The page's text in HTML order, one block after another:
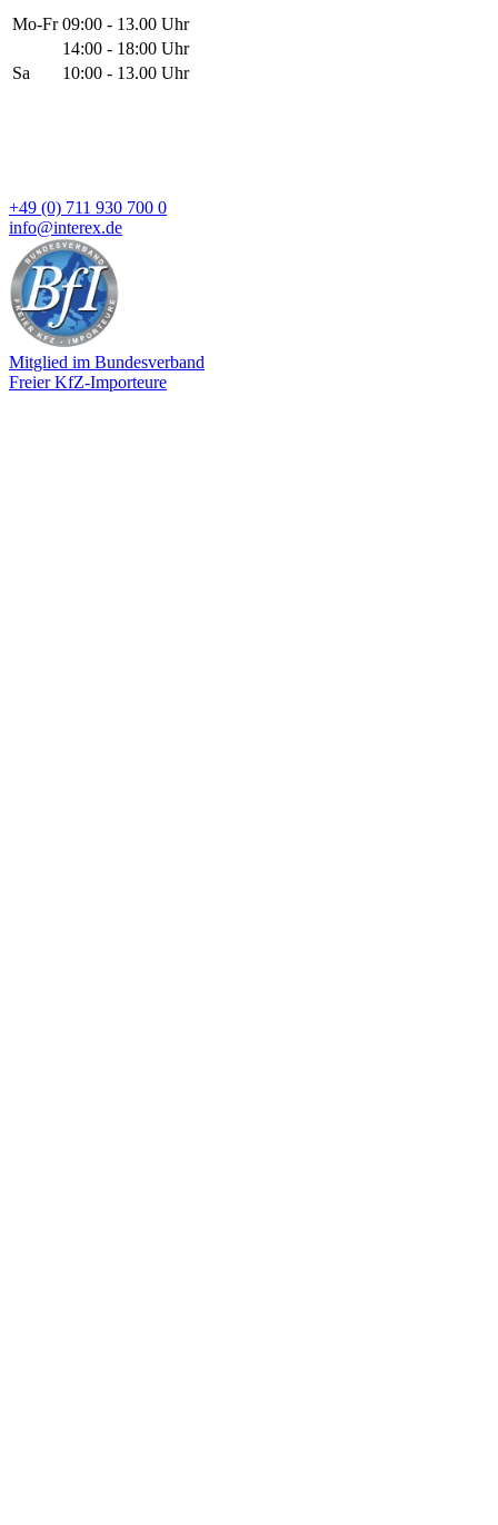
Mo-Fr 09:00 - 13.00 Uhr
14:00 - 18:00 Uhr
Sa
10:00 - 13.00 Uhr
+49 (0) 711 930 700 0
info@interex.de
Mitglied im Bundesverband
Freier KfZ-Importeure